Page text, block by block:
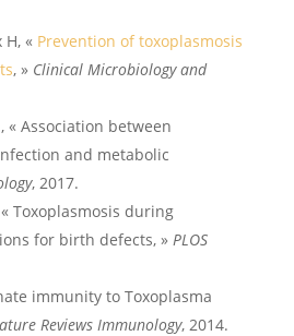
H, « Prevention of toxoplasmosis
, » Clinical Microbiology and
« Association between
and metabolic
, 2017.
Toxoplasmosis during
for birth defects, » PLOS
immunity to Toxoplasma
Reviews Immunology, 2014.